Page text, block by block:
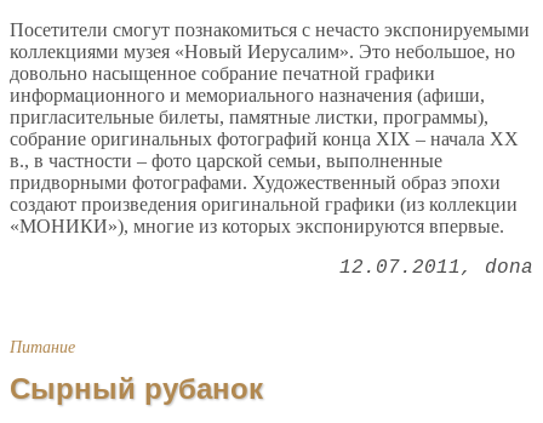
Посетители смогут познакомиться с нечасто экспонируемыми
коллекциями музея «Новый Иерусалим». Это небольшое, но
довольно насыщенное собрание печатной графики
информационного и мемориального назначения (афиши,
пригласительные билеты, памятные листки, программы),
собрание оригинальных фотографий конца XIX – начала XX
в., в частности – фото царской семьи, выполненные
придворными фотографами. Художественный образ эпохи
создают произведения оригинальной графики (из коллекции
«МОНИКИ»), многие из которых экспонируются впервые.
12.07.2011 dona
Питание
Сырный рубанок